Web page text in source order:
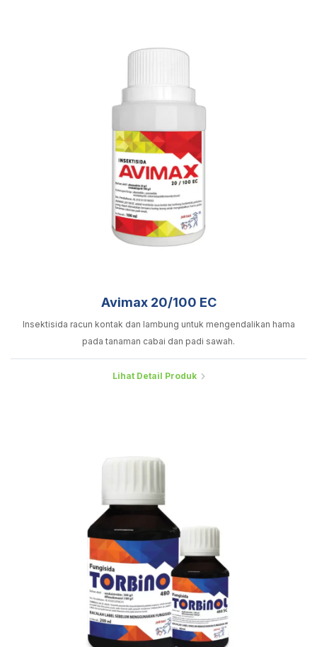
Avimax 20/100 EC
Insektisida racun kontak dan lambung untuk mengendalikan hama
pada tanaman cabai dan padi sawah.
Lihat Detail Produk